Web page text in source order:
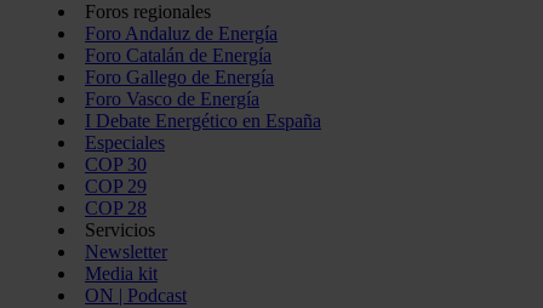
Foros regionales
Foro Andaluz de Energía
Foro Catalán de Energía
Foro Gallego de Energía
Foro Vasco de Energía
I Debate Energético en España
Especiales
COP 30
COP 29
COP 28
Servicios
Newsletter
Media kit
ON | Podcast